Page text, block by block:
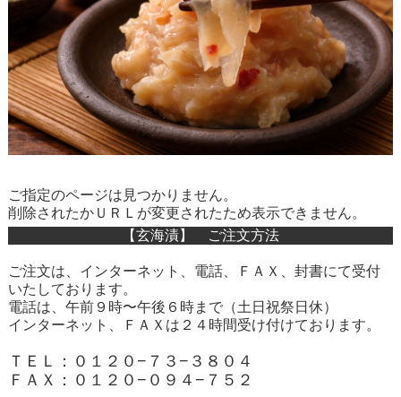
ご指定のページは見つかりません。
削除されたかＵＲＬが変更されたため表示できません。
【玄海漬】 ご注文方法
ご注文は、インターネット、電話、ＦＡＸ、封書にて受付
いたしております。
電話は、午前９時〜午後６時まで（土日祝祭日休）
インターネット、ＦＡＸは２４時間受け付けております。
ＴＥＬ：０１２０−７３−３８０４
ＦＡＸ：０１２０−０９４−７５２